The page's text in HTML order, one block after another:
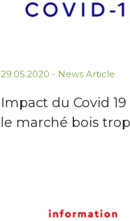
29.05.2020 - News Article
Impact du Covid 19
le marché bois